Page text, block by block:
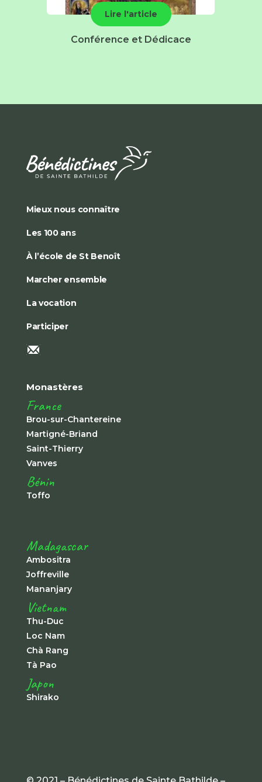
Lire l'article
Conférence et Dédicace
Mieux nous connaître
Les 100 ans
À l’école de St Benoît
Marcher ensemble
La vocation
Participer
Monastères
France
Brou-sur-Chantereine
Martigné-Briand
Saint-Thierry
Vanves
Bénin
Toffo
Madagascar
Ambositra
Joffreville
Mananjary
Vietnam
Thu-Duc
Loc Nam
Chà Rang
Tà Pao
Japon
Shirako